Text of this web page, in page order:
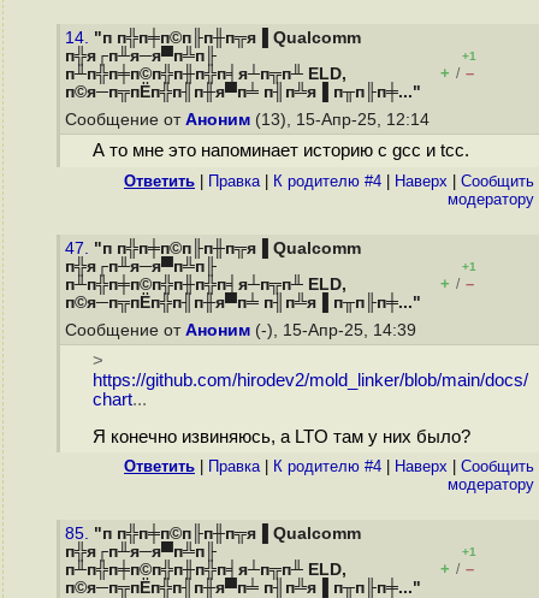
14. "п п╬п╪п©п╟п╫п╦я▐ Qualcomm
п╬я┌п╨я─я▀п╩п╟
п╨п╬п╪п©п╬п╫п╬п╡я┴п╦п╨ ELD,
п©я─п╦пЁп╬п╢п╫я▀п╧ п╢п╩я▐ п╥п╟п╪..."
+1
+ / –
Сообщение от Аноним (13), 15-Апр-25, 12:14
А то мне это напоминает историю с gcc и tcc.
Ответить Правка| К родителю #4 Наверх
Cообщить
модератору
47. "п п╬п╪п©п╟п╫п╦я▐ Qualcomm
п╬я┌п╨я─я▀п╩п╟
п╨п╬п╪п©п╬п╫п╬п╡я┴п╦п╨ ELD,
п©я─п╦пЁп╬п╢п╫я▀п╧ п╢п╩я▐ п╥п╟п╪..."
+1
+ / –
Сообщение от Аноним (-), 15-Апр-25, 14:39
>
https://github.com/hirodev2/mold_linker/blob/main/docs/
chart...
Я конечно извиняюсь, а LTO там у них было?
Ответить Правка| К родителю #4 Наверх
Cообщить
модератору
85. "п п╬п╪п©п╟п╫п╦я▐ Qualcomm
п╬я┌п╨я─я▀п╩п╟
п╨п╬п╪п©п╬п╫п╬п╡я┴п╦п╨ ELD,
п©я─п╦пЁп╬п╢п╫я▀п╧ п╢п╩я▐ п╥п╟п╪..."
+1
+ / –